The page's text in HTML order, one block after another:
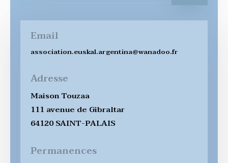
Email
association.euskal.argentina@wanadoo.fr
Adresse
Maison Touzaa
111 avenue de Gibraltar
64120 SAINT-PALAIS
Permanences